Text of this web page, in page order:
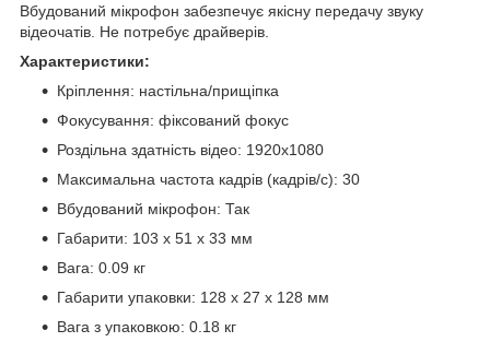
Вбудований мікрофон забезпечує якісну передачу звуку
відеочатів. Не потребує драйверів.
Характеристики:
Кріплення: настільна/прищіпка
Фокусування: фіксований фокус
Роздільна здатність відео: 1920x1080
Максимальна частота кадрів (кадрів/с): 30
Вбудований мікрофон: Так
Габарити: 103 x 51 x 33 мм
Вага: 0.09 кг
Габарити упаковки: 128 x 27 x 128 мм
Вага з упаковкою: 0.18 кг